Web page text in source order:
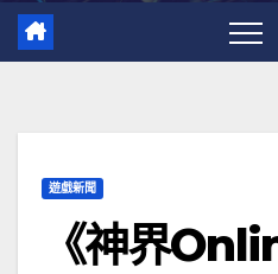
遊戲新聞
《神界